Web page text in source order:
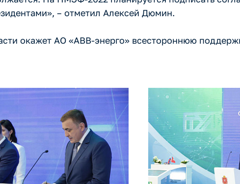
– отметил Алексей Дюмин.
окажет АО «АВВ-энерго» всестороннюю